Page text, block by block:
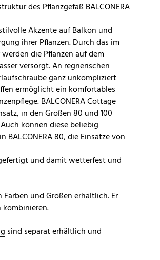
des Pflanzgefäß BALCONERA
Akzente auf Balkon und
ihrer Pflanzen. Durch das im
die Pflanzen auf dem
versorgt. An regnerischen
ganz unkompliziert
ermöglicht ein komfortables
BALCONERA Cottage
in den Größen 80 und 100
können diese beliebig
BALCONERA 80, die Einsätze von
und damit wetterfest und
und Größen erhältlich. Er
sind separat erhältlich und